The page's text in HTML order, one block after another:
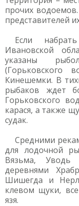
прочих
представителей
Если
Ивановской
указаны
(Горьковского
Кинешемки. В
рыбаков ждет
Горьковского
карася, а также
судак.
Средними
для лодочной
Вязьма, Уводь
деревнями
Шишегда и
клевом щуки,
язя.